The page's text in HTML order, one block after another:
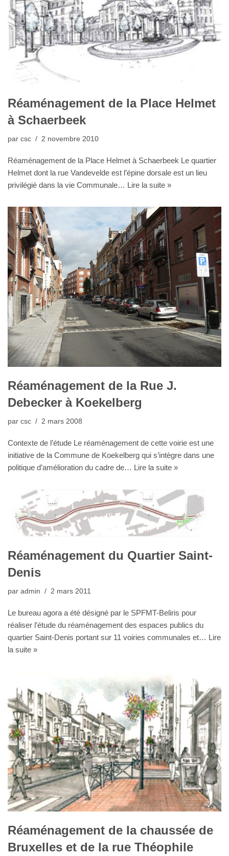
Réaménagement de la Place Helmet
à Schaerbeek
par csc 2 novembre 2010
Réaménagement de la Place Helmet à Schaerbeek Le quartier
Helmet dont la rue Vandevelde est l’épine dorsale est un lieu
privilégié dans la vie Communale… Lire la suite »
Réaménagement de la Rue J.
Debecker à Koekelberg
par csc 2 mars 2008
Contexte de l’étude Le réaménagement de cette voirie est une
initiative de la Commune de Koekelberg qui s’intègre dans une
politique d’amélioration du cadre de… Lire la suite »
Réaménagement du Quartier Saint-
Denis
par admin 2 mars 2011
Le bureau agora a été désigné par le SPFMT-Beliris pour
réaliser l’étude du réaménagement des espaces publics du
quartier Saint-Denis portant sur 11 voiries communales et… Lire
la suite »
Réaménagement de la chaussée de
Bruxelles et de la rue Théophile